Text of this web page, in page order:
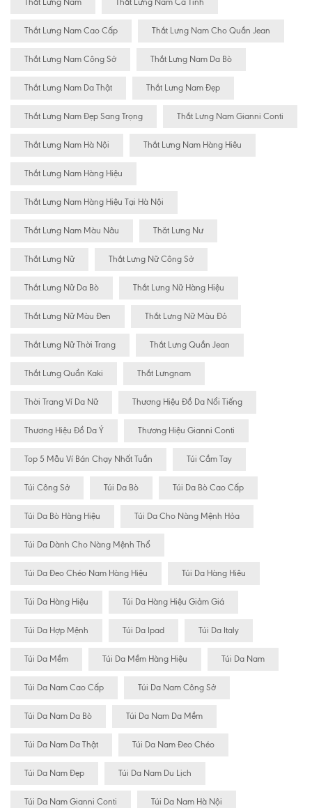
Thắt Lưng Nam Thắt Lưng Nam Cá Tính
Thắt Lưng Nam Cao Cấp Thắt Lưng Nam Cho Quần Jean
Thắt Lưng Nam Công Sở Thắt Lưng Nam Da Bò
Thắt Lưng Nam Da Thật Thắt Lưng Nam Đẹp
Thắt Lưng Nam Đẹp Sang Trọng Thắt Lưng Nam Gianni Conti
Thắt Lưng Nam Hà Nội Thắt Lưng Nam Hàng Hiêu
Thắt Lưng Nam Hàng Hiệu
Thắt Lưng Nam Hàng Hiệu Tại Hà Nội
Thắt Lưng Nam Màu Nâu Thăt Lưng Nư
Thắt Lưng Nữ Thắt Lưng Nữ Công Sở
Thắt Lưng Nữ Da Bò Thắt Lưng Nữ Hàng Hiệu
Thắt Lưng Nữ Màu Đen Thắt Lưng Nữ Màu Đỏ
Thắt Lưng Nữ Thời Trang Thắt Lưng Quần Jean
Thắt Lưng Quần Kaki Thắt Lưngnam
Thời Trang Ví Da Nữ Thương Hiệu Đồ Da Nổi Tiếng
Thương Hiệu Đồ Da Ý Thương Hiệu Gianni Conti
Top 5 Mẫu Ví Bán Chạy Nhất Tuần Túi Cầm Tay
Túi Công Sở Túi Da Bò Túi Da Bò Cao Cấp
Túi Da Bò Hàng Hiệu Túi Da Cho Nàng Mệnh Hỏa
Túi Da Dành Cho Nàng Mệnh Thổ
Túi Da Đeo Chéo Nam Hàng Hiệu Túi Da Hàng Hiêu
Túi Da Hàng Hiệu Túi Da Hàng Hiệu Giảm Giá
Túi Da Hợp Mệnh Túi Da Ipad Túi Da Italy
Túi Da Mềm Túi Da Mềm Hàng Hiệu Túi Da Nam
Túi Da Nam Cao Cấp Túi Da Nam Công Sở
Túi Da Nam Da Bò Túi Da Nam Da Mềm
Túi Da Nam Da Thật Túi Da Nam Đeo Chéo
Túi Da Nam Đẹp Túi Da Nam Du Lịch
Túi Da Nam Gianni Conti Túi Da Nam Hà Nội